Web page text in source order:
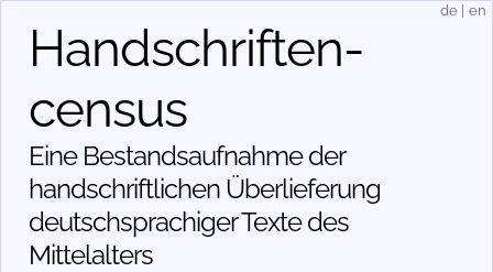
Handschriften­
census
Eine Bestandsaufnahme der
handschriftlichen Über­lieferung
deutschsprachiger Texte des
Mittelalters
de en